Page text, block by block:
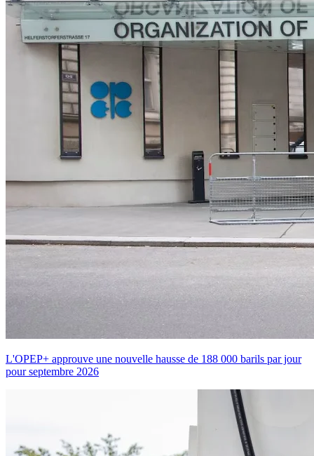
L'OPEP+ approuve une nouvelle hausse de 188 000 barils par jour
pour septembre 2026